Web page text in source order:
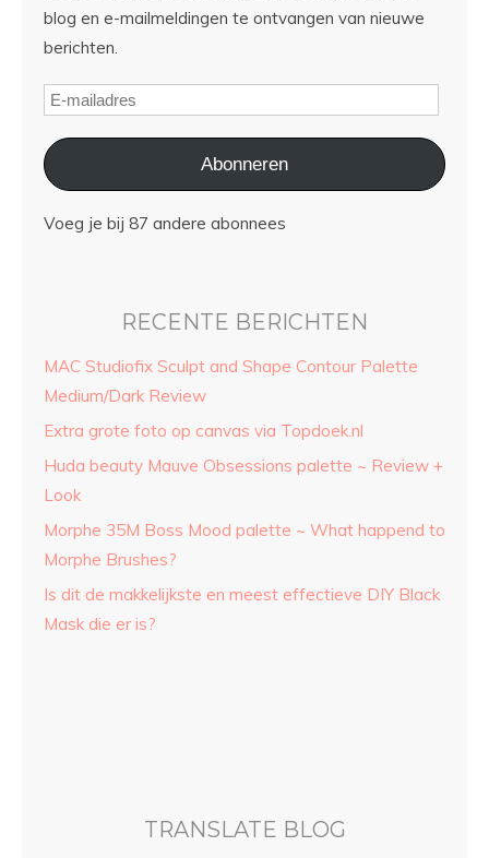
blog en e-mailmeldingen te ontvangen van nieuwe
berichten.
Abonneren
Voeg je bij 87 andere abonnees
RECENTE BERICHTEN
MAC Studiofix Sculpt and Shape Contour Palette
Medium/Dark Review
Extra grote foto op canvas via Topdoek.nl
Huda beauty Mauve Obsessions palette ~ Review +
Look
Morphe 35M Boss Mood palette ~ What happend to
Morphe Brushes?
Is dit de makkelijkste en meest effectieve DIY Black
Mask die er is?
TRANSLATE BLOG